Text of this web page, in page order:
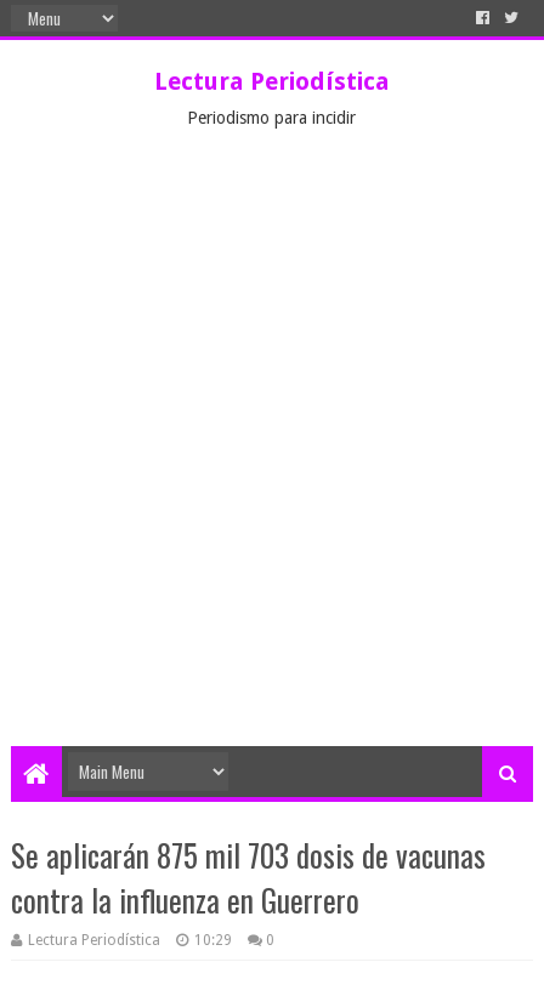
Lectura Periodística
Periodismo para incidir
Se aplicarán 875 mil 703 dosis de vacunas
contra la influenza en Guerrero
Lectura Periodística 10:29 0